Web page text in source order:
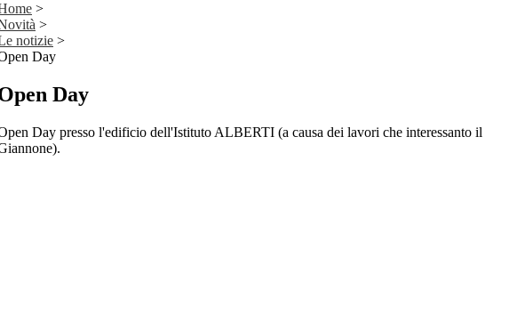
>
>
notizie >
Day
Day
Day presso l'edificio dell'Istituto ALBERTI (a causa dei lavori che interessanto il